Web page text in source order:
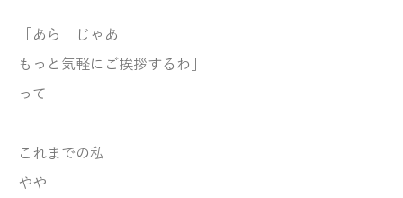
「あら じゃあ
もっと気軽にご挨拶するわ」
って
これまでの私
やや